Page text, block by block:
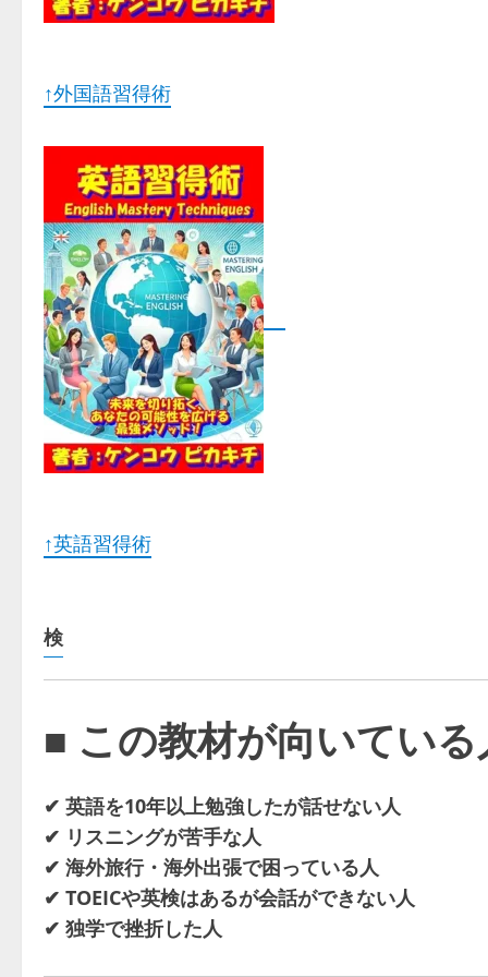
↑外国語習得術
↑英語習得術
検
■ この教材が向いてい
✔ 英語を10年以上勉強したが話せない人
✔ リスニングが苦手な人
✔ 海外旅行・海外出張で困っている人
✔ TOEICや英検はあるが会話ができない人
✔ 独学で挫折した人